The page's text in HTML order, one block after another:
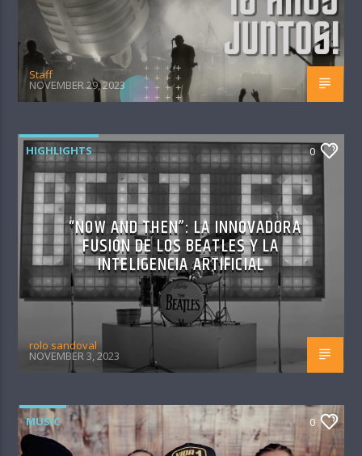
Staff
NOVEMBER 29, 2023
HIGHLIGHTS 0
“NOW AND THEN”: LA INNOVADORA
FUSIÓN DE LOS BEATLES Y LA
INTELIGENCIA ARTIFICIAL
rolo sandoval
NOVEMBER 3, 2023
MUSIC 0